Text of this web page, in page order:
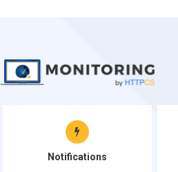
Notifications